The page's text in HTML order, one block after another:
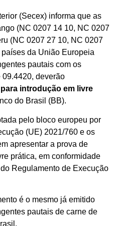
(Secex) informa que as
(NC 0207 14 10, NC 0207
(NC 0207 27 10, NC 0207
da União Europeia
pautais com os
09.4420, deverão
introdução em livre
do Brasil (BB).
pelo bloco europeu por
(UE) 2021/760 e os
apresentar a prova de
prática, em conformidade
Regulamento de Execução
é o mesmo já emitido
pautais de carne de